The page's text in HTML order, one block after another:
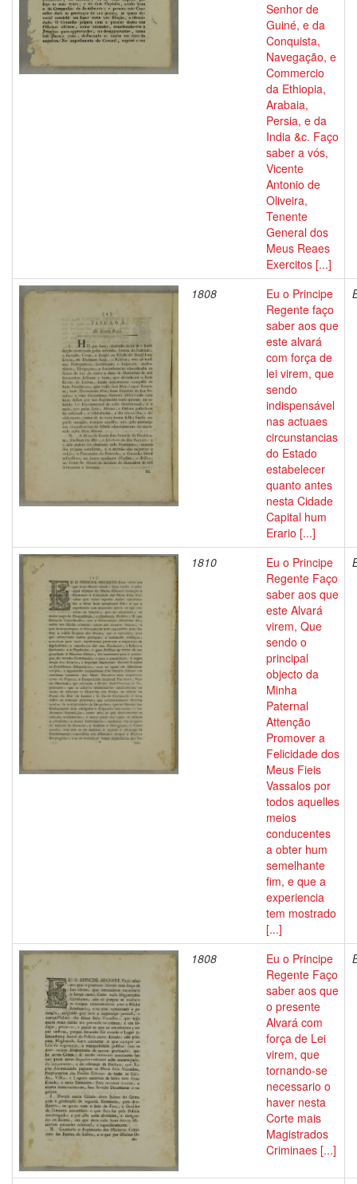
Senhor de
Guiné, e da
Conquista,
Navegação, e
Commercio
da Ethiopia,
Arabaia,
Persia, e da
India &c. Faço
saber a vós,
Vicente
Antonio de
Oliveira,
Tenente
General dos
Meus Reaes
Exercitos [...]
1808
Eu o Principe
Regente faço
saber aos que
este alvará
com força de
lei virem, que
sendo
indispensável
nas actuaes
circunstancias
do Estado
estabelecer
quanto antes
nesta Cidade
Capital hum
Erario [...]
1810
Eu o Principe
Regente Faço
saber aos que
este Alvará
virem, Que
sendo o
principal
objecto da
Minha
Paternal
Attenção
Promover a
Felicidade dos
Meus Fieis
Vassalos por
todos aquelles
meios
conducentes
a obter hum
semelhante
fim, e que a
experiencia
tem mostrado
[...]
1808
Eu o Principe
Regente Faço
saber aos que
o presente
Alvará com
força de Lei
virem, que
tornando-se
necessario o
haver nesta
Corte mais
Magistrados
Criminaes [...]